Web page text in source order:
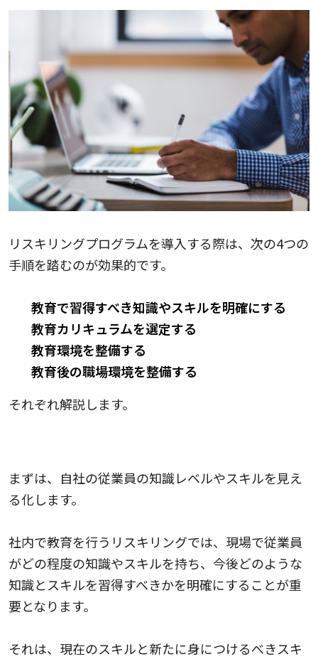
リスキリングプログラムを導入する際は、次の4つの
手順を踏むのが効果的です。
教育で習得すべき知識やスキルを明確にする
教育カリキュラムを選定する
教育環境を整備する
教育後の職場環境を整備する
それぞれ解説します。
まずは、自社の従業員の知識レベルやスキルを見え
る化します。
社内で教育を行うリスキリングでは、現場で従業員
がどの程度の知識やスキルを持ち、今後どのような
知識とスキルを習得すべきかを明確にすることが重
要となります。
それは、現在のスキルと新たに身につけるべきスキ